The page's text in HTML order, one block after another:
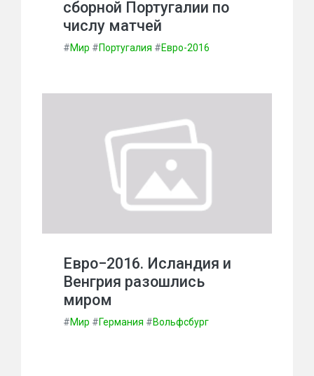
сборной Португалии по
числу матчей
#Мир #Португалия #Евро-2016
Евро−2016. Исландия и
Венгрия разошлись
миром
#Мир #Германия #Вольфсбург